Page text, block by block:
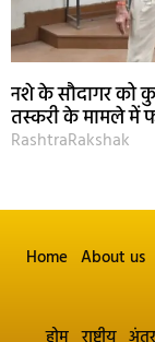
नशे के सौदागर को
तस्करी के मामले में
RashtraRakshak
Home About us